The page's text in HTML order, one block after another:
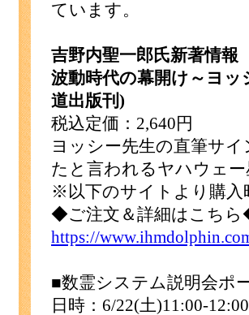
ています。
吉野内聖一郎氏新著情報
波動時代の幕開け～ヨ
道出版刊)
税込定価：2,640円
ヨッシー先生の直筆サ
たと言われるヤハウェ
※以下のサイトより購入
◆ご注文＆詳細はこち
https://
■数霊システム説明会ポ
日時：6/22(土)11:00-12:00